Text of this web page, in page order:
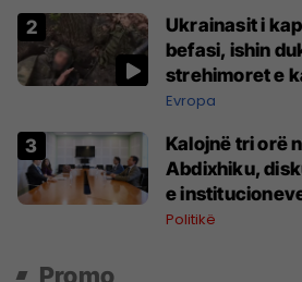
Ukrainasit i
befasi, ishin
strehimoret e
Evropa
Kalojnë tri orë
Abdixhiku,
e
Politikë
Promo